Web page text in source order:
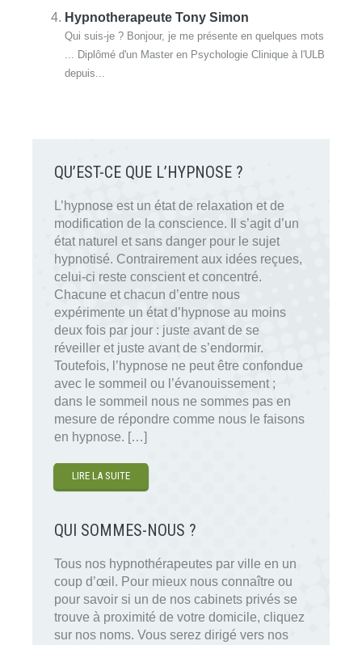
Hypnotherapeute Tony Simon
Qui suis-je ? Bonjour, je me présente en quelques mots
... Diplômé d'un Master en Psychologie Clinique à l'ULB
depuis...
QU’EST-CE QUE L’HYPNOSE ?
L’hypnose est un état de relaxation et de
modification de la conscience. Il s’agit d’un
état naturel et sans danger pour le sujet
hypnotisé. Contrairement aux idées reçues,
celui-ci reste conscient et concentré.
Chacune et chacun d’entre nous
expérimente un état d’hypnose au moins
deux fois par jour : juste avant de se
réveiller et juste avant de s’endormir.
Toutefois, l’hypnose ne peut être confondue
avec le sommeil ou l’évanouissement ;
dans le sommeil nous ne sommes pas en
mesure de répondre comme nous le faisons
en hypnose. […]
LIRE LA SUITE
QUI SOMMES-NOUS ?
Tous nos hypnothérapeutes par ville en un
coup d’œil. Pour mieux nous connaître ou
pour savoir si un de nos cabinets privés se
trouve à proximité de votre domicile, cliquez
sur nos noms. Vous serez dirigé vers nos